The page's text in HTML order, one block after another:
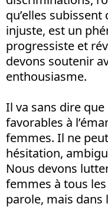
qu’elles subissent
injuste, est un
progressiste et
devons soutenir
enthousiasme.
Il va sans dire
favorables à
femmes. Il ne
hésitation,
Nous devons
femmes à tous
parole, mais dans